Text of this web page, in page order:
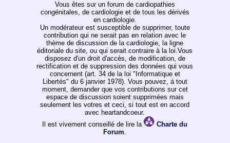
Vous êtes sur un forum de cardiopathies
congénitales, de cardiologie et de tous les dérivés
en cardiologie.
Un modérateur est susceptible de supprimer, toute
contribution qui ne serait pas en relation avec le
thème de discussion de la cardiologie, la ligne
éditoriale du site, ou qui serait contraire à la loi.Vous
disposez d'un droit d'accès, de modification, de
rectification et de suppression des données qui vous
concernent (art. 34 de la loi "Informatique et
Libertés" du 6 janvier 1978). Vous pouvez, á tout
moment, demander que vos contributions sur cet
espace de discussion soient supprimées mais
seulement les votres et ceci, si tout est en accord
avec heartandcoeur.
Il est vivement conseillé de lire la
Charte du
Forum.